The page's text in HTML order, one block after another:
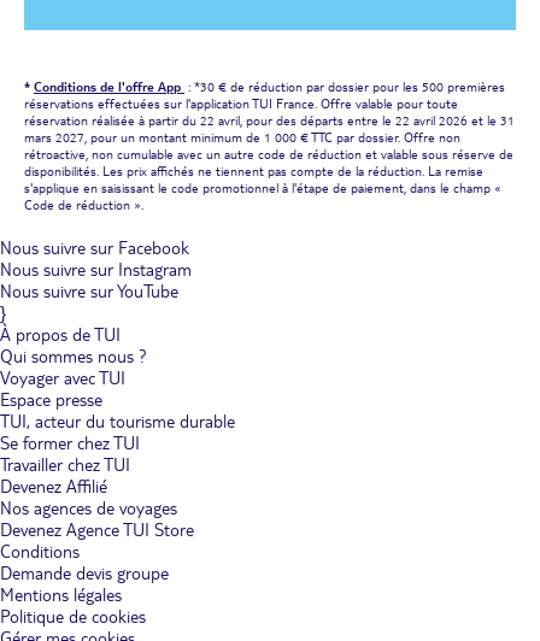
* Conditions de l'offre App : *30 € de réduction par dossier pour les 500 premières
réservations effectuées sur l'application TUI France. Offre valable pour toute
réservation réalisée à partir du 22 avril, pour des départs entre le 22 avril 2026 et le 31
mars 2027, pour un montant minimum de 1 000 € TTC par dossier. Offre non
rétroactive, non cumulable avec un autre code de réduction et valable sous réserve de
disponibilités. Les prix affichés ne tiennent pas compte de la réduction. La remise
s'applique en saisissant le code promotionnel à l'étape de paiement, dans le champ «
Code de réduction ».
Nous suivre sur Facebook
Nous suivre sur Instagram
Nous suivre sur YouTube
}
À propos de TUI
Qui sommes nous ?
Voyager avec TUI
Espace presse
TUI, acteur du tourisme durable
Se former chez TUI
Travailler chez TUI
Devenez Affilié
Nos agences de voyages
Devenez Agence TUI Store
Conditions
Demande devis groupe
Mentions légales
Politique de cookies